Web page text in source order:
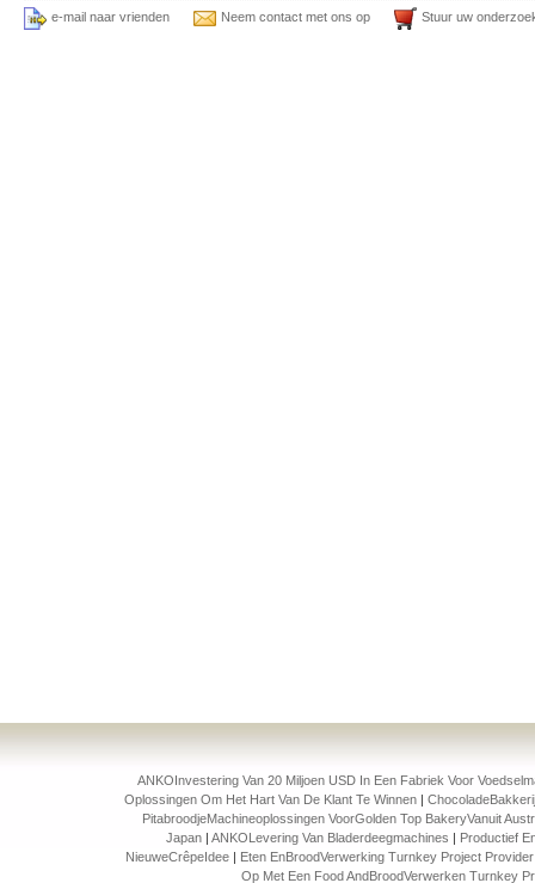
e-mail naar vrienden Neem contact met ons op Stuur uw
ANKOInvestering Van 20 Miljoen USD In Een Fabriek Voor
Oplossingen Om Het Hart Van De Klant Te Winnen |
PitabroodjeMachineoplossingen VoorGolden Top BakeryVanuit
Japan| ANKOLevering Van Bladerdeegmachines | Productief
NieuweCrêpeIdee | Eten EnBroodVerwerking Turnkey Project
Op Met Een Food AndBroodVerwerken Turnkey